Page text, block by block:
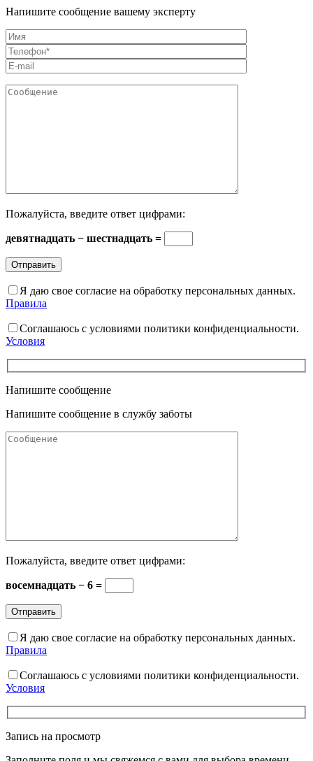
Напишите сообщение вашему эксперту
Пожалуйста, введите ответ цифрами:
девятнадцать − шестнадцать =
Я даю свое согласие на обработку персональных данных.
Правила
Соглашаюсь с условиями политики конфиденциальности.
Условия
Напишите сообщение
Напишите сообщение в службу заботы
Пожалуйста, введите ответ цифрами:
восемнадцать − 6 =
Я даю свое согласие на обработку персональных данных.
Правила
Соглашаюсь с условиями политики конфиденциальности.
Условия
Запись на просмотр